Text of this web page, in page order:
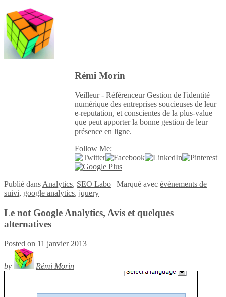
Rémi Morin
Veilleur - Référenceur Gestion de l'identité
numérique des entreprises soucieuses de leur
e-reputation, et conscientes de la plus-value
que peut apporter la bonne gestion de leur
présence en ligne.
Follow Me:
Publié dans Analytics, SEO Labo | Marqué avec évènements de
suivi, google analytics, jquery
Le not Google Analytics, Avis et quelques
alternatives
Posted on 11 janvier 2013
by Rémi Morin